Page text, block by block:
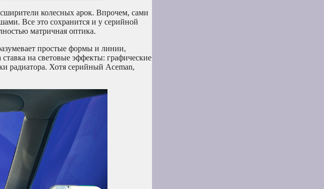
колесных арок. Впрочем, сами
Все это сохранится и у серийной
матричная оптика.
простые формы и линии,
на световые эффекты: графические
радиатора. Хотя серийный Aceman,